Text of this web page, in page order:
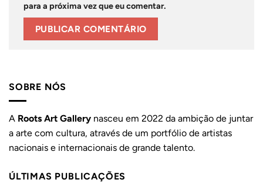
para a próxima vez que eu comentar.
SOBRE NÓS
A Roots Art Gallery nasceu em 2022 da ambição de juntar
a arte com cultura, através de um portfólio de artistas
nacionais e internacionais de grande talento.
ÚLTIMAS PUBLICAÇÕES